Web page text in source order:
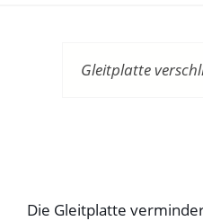
Gleitplatte
Die Gleitplatte